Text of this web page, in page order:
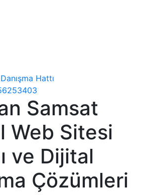
Hattı
Samsat
Web Sitesi
ve Dijital
Çözümleri